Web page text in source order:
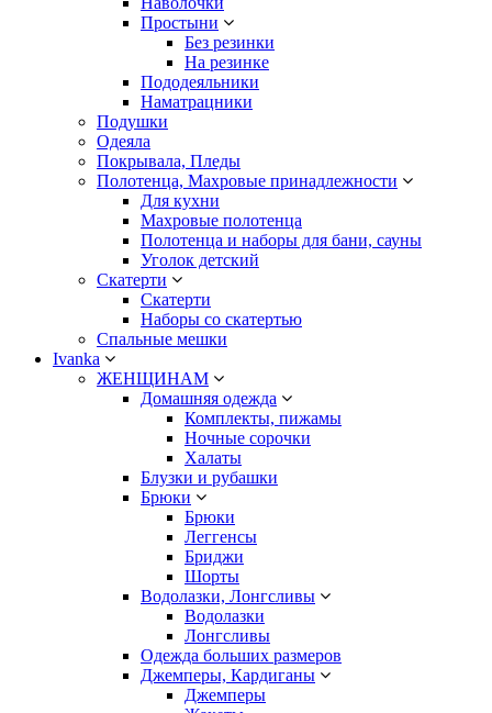
Простыни
Без резинки
На резинке
Пододеяльники
Наматрацники
Подушки
Одеяла
Покрывала, Пледы
Полотенца, Махровые принадлежности
Для кухни
Махровые полотенца
Полотенца и наборы для бани, сауны
Уголок детский
Скатерти
Скатерти
Наборы со скатертью
Спальные мешки
Ivanka
ЖЕНЩИНАМ
Домашняя одежда
Комплекты, пижамы
Ночные сорочки
Халаты
Блузки и рубашки
Брюки
Брюки
Леггенсы
Бриджи
Шорты
Водолазки, Лонгсливы
Водолазки
Лонгсливы
Одежда больших размеров
Джемперы, Кардиганы
Джемперы